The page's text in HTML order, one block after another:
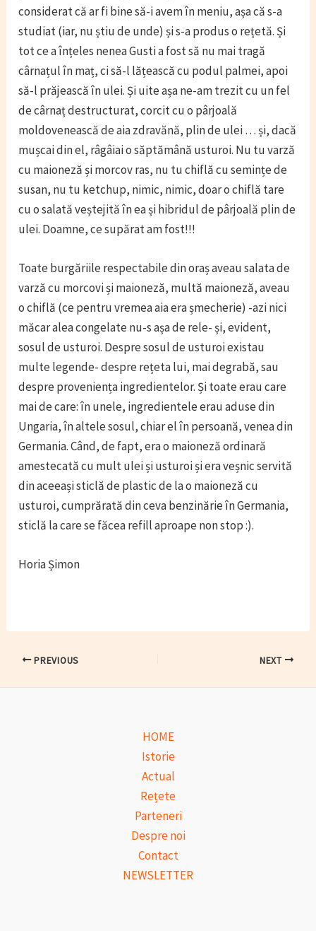
considerat că ar fi bine să-i avem în meniu, așa că s-a
studiat (iar, nu știu de unde) și s-a produs o rețetă. Și
tot ce a înțeles nenea Gusti a fost să nu mai tragă
cârnațul în maț, ci să-l lățească cu podul palmei, apoi
să-l prăjească în ulei. Și uite așa ne-am trezit cu un fel
de cârnaț destructurat, corcit cu o pârjoală
moldovenească de aia zdravănă, plin de ulei … și, dacă
mușcai din el, râgâiai o săptămână usturoi. Nu tu varză
cu maioneză și morcov ras, nu tu chiflă cu semințe de
susan, nu tu ketchup, nimic, nimic, doar o chiflă tare
cu o salată veștejită în ea și hibridul de pârjoală plin de
ulei. Doamne, ce supărat am fost!!!
Toate burgăriile respectabile din oraș aveau salata de
varză cu morcovi și maioneză, multă maioneză, aveau
o chiflă (ce pentru vremea aia era șmecherie) -azi nici
măcar alea congelate nu-s așa de rele- și, evident,
sosul de usturoi. Despre sosul de usturoi existau
multe legende- despre rețeta lui, mai degrabă, sau
despre proveniența ingredientelor. Și toate erau care
mai de care: în unele, ingredientele erau aduse din
Ungaria, în altele sosul, chiar el în persoană, venea din
Germania. Când, de fapt, era o maioneză ordinară
amestecată cu mult ulei și usturoi și era veșnic servită
din aceeași sticlă de plastic de la o maioneză cu
usturoi, cumprărată din ceva benzinărie în Germania,
sticlă la care se făcea refill aproape non stop :).
Horia Șimon
Post PREVIOUS NEXT
HOME
Istorie
Actual
Rețete
Parteneri
Despre noi
Contact
NEWSLETTER